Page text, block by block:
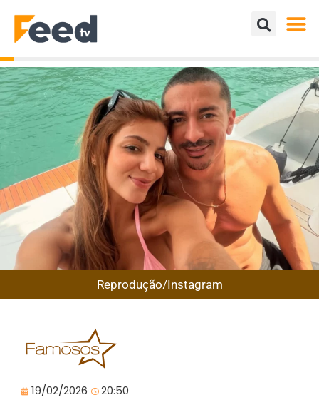
Reprodução/Instagram
19/02/2026 20:50